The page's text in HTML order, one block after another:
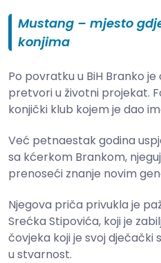
Mustang – mjesto
konjima
Po povratku u BiH Branko
pretvori u životni projekat.
konjički klub kojem je dao
Već petnaestak godina
sa kćerkom Brankom,
prenoseći znanje novim
Njegova priča privukla je
Srećka Stipovića, koji je
čovjeka koji je svoj
u stvarnost.